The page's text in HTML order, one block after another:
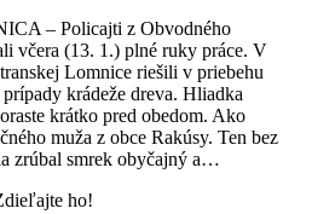
– Policajti z Obvodného
včera (13. 1.) plné ruky práce. V
Lomnice riešili v priebehu
krádeže dreva. Hliadka
krátko pred obedom. Ako
muža z obce Rakúsy. Ten bez
zrúbal smrek obyčajný a…
ho!